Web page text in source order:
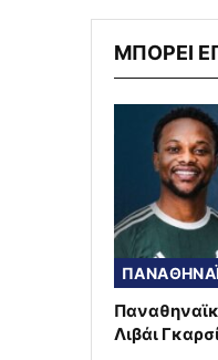
ΜΠΟΡΕΙ
Λιβάι